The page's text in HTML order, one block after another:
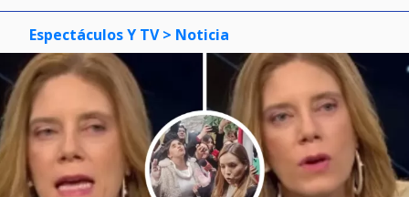
Espectáculos Y TV > Noticia